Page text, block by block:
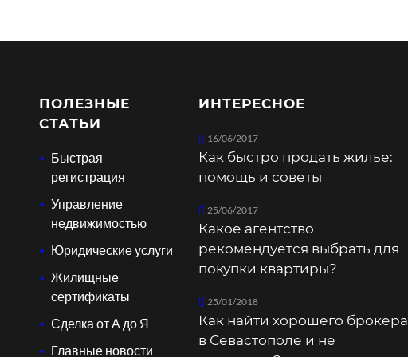
ИНТЕРЕСНОЕ
16/06/2017
Как быстро продать жилье:
помощь и советы
25/06/2017
Какое агентство
рекомендуется выбрать для
покупки квартиры?
25/01/2018
Как найти хорошего брокера
в Севастополе и не
ПОЛЕЗНЫЕ
СТАТЬИ
Быстрая
регистрация
Управление
недвижимостью
Юридические услуги
Жилищные
сертификаты
Сделка от А до Я
Главные новости